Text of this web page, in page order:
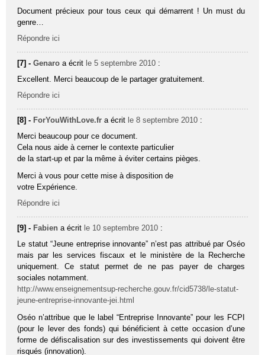
Document précieux pour tous ceux qui démarrent ! Un must du
genre…
Répondre ici
[7] -Genaro a écrit le 5 septembre 2010 :
Excellent. Merci beaucoup de le partager gratuitement.
Répondre ici
[8] - ForYouWithLove.fr a écrit le 8 septembre 2010 :
Merci beaucoup pour ce document.
Cela nous aide à cerner le contexte particulier
de la start-up et par la même à éviter certains pièges.
Merci à vous pour cette mise à disposition de
votre Expérience.
Répondre ici
[9] - Fabien a écrit le 10 septembre 2010 :
Le statut “Jeune entreprise innovante” n’est pas attribué par Oséo
mais par les services fiscaux et le ministère de la Recherche
uniquement. Ce statut permet de ne pas payer de charges
sociales notamment.
http://www.enseignementsup-recherche.gouv.fr/cid5738/le-statut-
jeune-entreprise-innovante-jei.html
Oséo n’attribue que le label “Entreprise Innovante” pour les FCPI
(pour le lever des fonds) qui bénéficient à cette occasion d’une
forme de défiscalisation sur des investissements qui doivent être
risqués (innovation).